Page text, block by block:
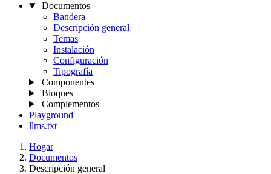
Documentos
Bandera
Descripción general
Temas
Instalación
Configuración
Tipografía
Componentes
Bloques
Complementos
Playground
llms.txt
Hogar
Documentos
Descripción general